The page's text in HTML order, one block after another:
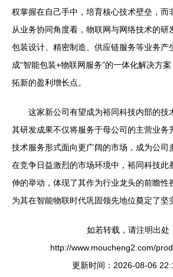
权掌握在自己手中，培育核心技术壁垒，而
从业务协同角度看，物联网与网络技术的研
包装设计、精密制造、供应链服务等业务产
成“智能包装+物联网服务”的一体化解决方
拓新的盈利增长点。
这家新公司有望成为裕同科技内部的技
其研发成果不仅将服务于母公司的主营业务
技术服务形式面向更广阔的市场，成为公司
在竞争日益激烈的市场环境中，裕同科技此
伸的举动，体现了其作为行业龙头的前瞻性
为其在智能物联时代巩固领先地位奠定了坚
如若转载，请注明出处
http://www.moucheng2.com/
更新时间：2026-08-06